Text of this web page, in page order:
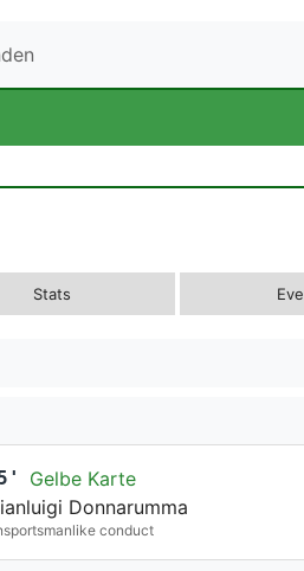
Stats
Gelbe Karte
Donnarumma
conduct